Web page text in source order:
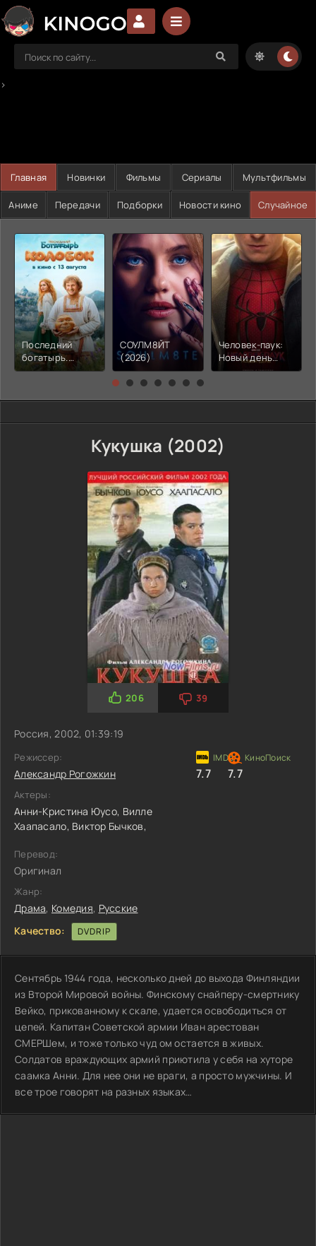
>
Главная Новинки Фильмы Сериалы Мультфильмы
Аниме Передачи Подборки Новости кино Случайное
Последний
богатырь.
Колобок (2026)
СОУЛМ8ЙТ
(2026)
Человек-паук:
Новый день
(2026)
Кукушка (2002)
206 39
Россия, 2002, 01:39:19
Режиссер:
Александр Рогожкин
Актеры:
Анни-Кристина Юусо, Вилле
Хаапасало, Виктор Бычков,
7.7 7.7
Перевод:
Оригинал
Жанр:
Драма, Комедия, Русские
Качество:
DVDRIP
Сентябрь 1944 года, несколько дней до выхода Финляндии
из Второй Мировой войны. Финскому снайперу-смертнику
Вейко, прикованному к скале, удается освободиться от
цепей. Капитан Советской армии Иван арестован
СМЕРШем, и тоже только чуд ом остается в живых.
Солдатов враждующих армий приютила у себя на хуторе
саамка Анни. Для нее они не враги, а просто мужчины. И
все трое говорят на разных языках…